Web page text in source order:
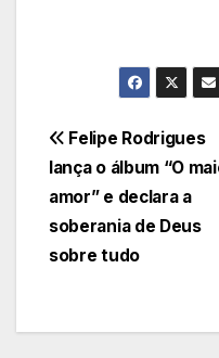
Navegação
de
Post
Felipe Rodrigues
lança o álbum “O
amor” e declara a
soberania de Deus
sobre tudo